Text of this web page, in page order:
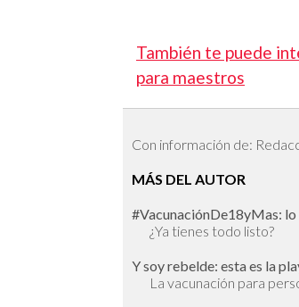
También te puede
para maestros
Con información de:
MÁS DEL AUTOR
#VacunaciónDe18yMas: lo
¿Ya tienes todo listo?
Y soy rebelde: esta es la
La vacunación para